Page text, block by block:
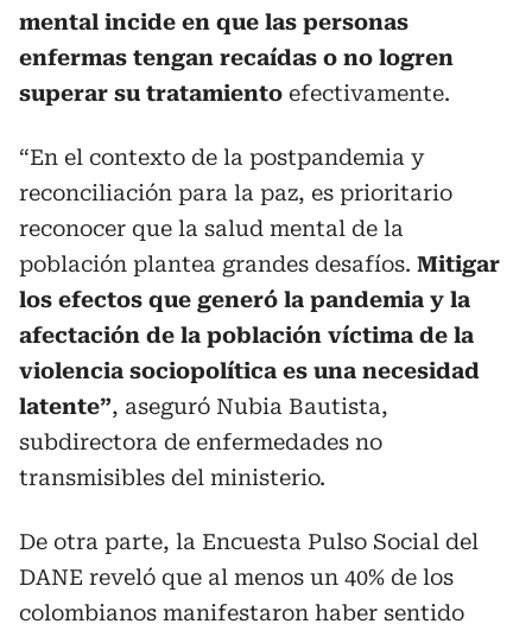
mental incide en que las personas
enfermas tengan recaídas o no logren
superar su tratamiento efectivamente.
“En el contexto de la postpandemia y
reconciliación para la paz, es prioritario
reconocer que la salud mental de la
población plantea grandes desafíos. Mitigar
los efectos que generó la pandemia y la
afectación de la población víctima de la
violencia sociopolítica es una necesidad
latente”, aseguró Nubia Bautista,
subdirectora de enfermedades no
transmisibles del ministerio.
De otra parte, la Encuesta Pulso Social del
DANE reveló que al menos un 40% de los
colombianos manifestaron haber sentido